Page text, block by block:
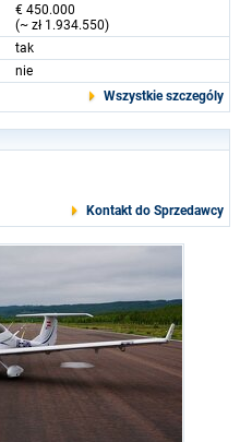
€ 450.000
(~ zł 1.934.550)
tak
nie
Wszystkie szczególy
Kontakt do Sprzedawcy